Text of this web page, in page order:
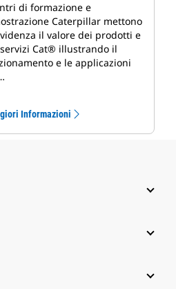
di formazione e
Caterpillar mettono
il valore dei prodotti e
Cat® illustrando il
e le applicazioni
Informazioni